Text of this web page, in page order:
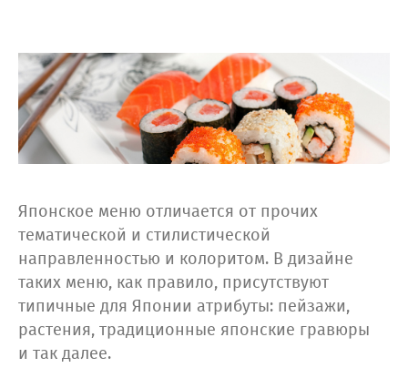
Японское меню отличается от прочих
тематической и стилистической
направленностью и колоритом. В дизайне
таких меню, как правило, присутствуют
типичные для Японии атрибуты: пейзажи,
растения, традиционные японские гравюры
и так далее.